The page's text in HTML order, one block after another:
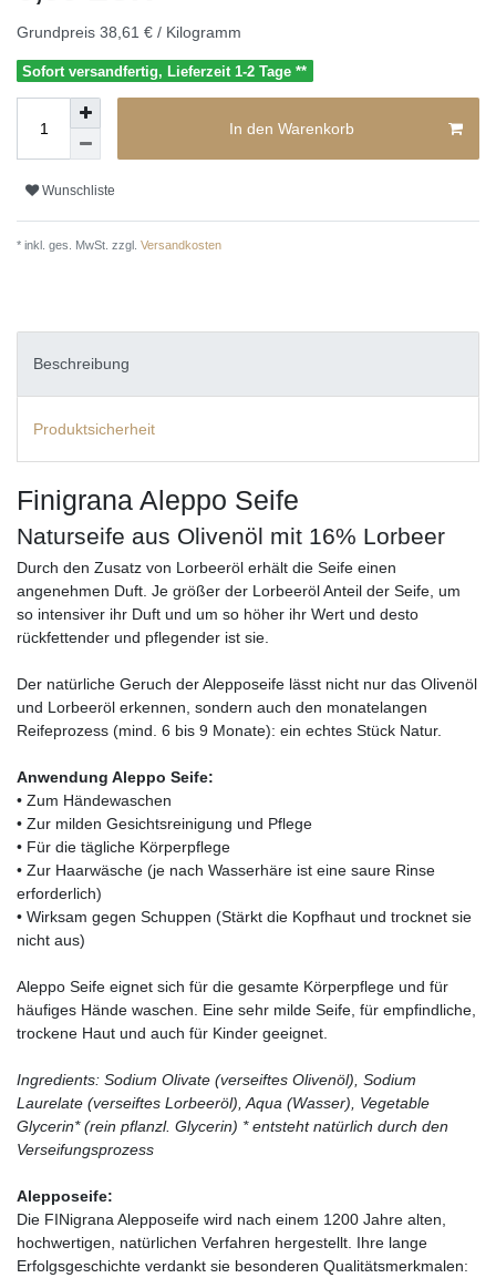
Grundpreis 38,61 € / Kilogramm
Sofort versandfertig, Lieferzeit 1-2 Tage **
In den Warenkorb
Wunschliste
* inkl. ges. MwSt. zzgl. Versandkosten
Beschreibung
Produktsicherheit
Finigrana Aleppo Seife
Naturseife aus Olivenöl mit 16% Lorbeer
Durch den Zusatz von Lorbeeröl erhält die Seife einen
angenehmen Duft. Je größer der Lorbeeröl Anteil der Seife, um
so intensiver ihr Duft und um so höher ihr Wert und desto
rückfettender und pflegender ist sie.
Der natürliche Geruch der Alepposeife lässt nicht nur das Olivenöl
und Lorbeeröl erkennen, sondern auch den monatelangen
Reifeprozess (mind. 6 bis 9 Monate): ein echtes Stück Natur.
Anwendung Aleppo Seife:
• Zum Händewaschen
• Zur milden Gesichtsreinigung und Pflege
• Für die tägliche Körperpflege
• Zur Haarwäsche (je nach Wasserhäre ist eine saure Rinse
erforderlich)
• Wirksam gegen Schuppen (Stärkt die Kopfhaut und trocknet sie
nicht aus)
Aleppo Seife eignet sich für die gesamte Körperpflege und für
häufiges Hände waschen. Eine sehr milde Seife, für empfindliche,
trockene Haut und auch für Kinder geeignet.
Ingredients: Sodium Olivate (verseiftes Olivenöl), Sodium
Laurelate (verseiftes Lorbeeröl), Aqua (Wasser), Vegetable
Glycerin* (rein pflanzl. Glycerin) * entsteht natürlich durch den
Verseifungsprozess
Alepposeife:
Die FINigrana Alepposeife wird nach einem 1200 Jahre alten,
hochwertigen, natürlichen Verfahren hergestellt. Ihre lange
Erfolgsgeschichte verdankt sie besonderen Qualitätsmerkmalen: